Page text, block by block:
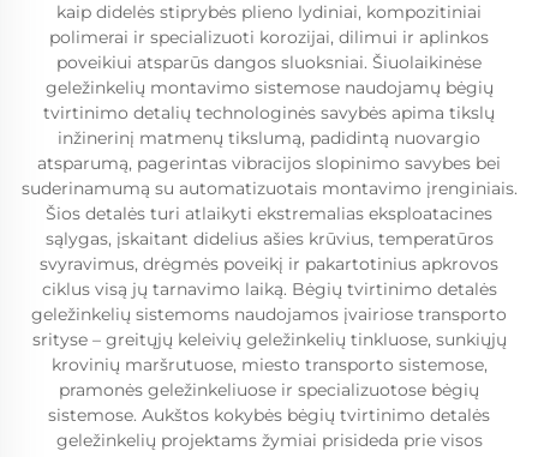
kaip didelės stiprybės plieno lydiniai, kompozitiniai
polimerai ir specializuoti korozijai, dilimui ir aplinkos
poveikiui atsparūs dangos sluoksniai. Šiuolaikinėse
geležinkelių montavimo sistemose naudojamų bėgių
tvirtinimo detalių technologinės savybės apima tikslų
inžinerinį matmenų tikslumą, padidintą nuovargio
atsparumą, pagerintas vibracijos slopinimo savybes bei
suderinamumą su automatizuotais montavimo įrenginiais.
Šios detalės turi atlaikyti ekstremalias eksploatacines
sąlygas, įskaitant didelius ašies krūvius, temperatūros
svyravimus, drėgmės poveikį ir pakartotinius apkrovos
ciklus visą jų tarnavimo laiką. Bėgių tvirtinimo detalės
geležinkelių sistemoms naudojamos įvairiose transporto
srityse – greitųjų keleivių geležinkelių tinkluose, sunkiųjų
krovinių maršrutuose, miesto transporto sistemose,
pramonės geležinkeliuose ir specializuotose bėgių
sistemose. Aukštos kokybės bėgių tvirtinimo detalės
geležinkelių projektams žymiai prisideda prie visos